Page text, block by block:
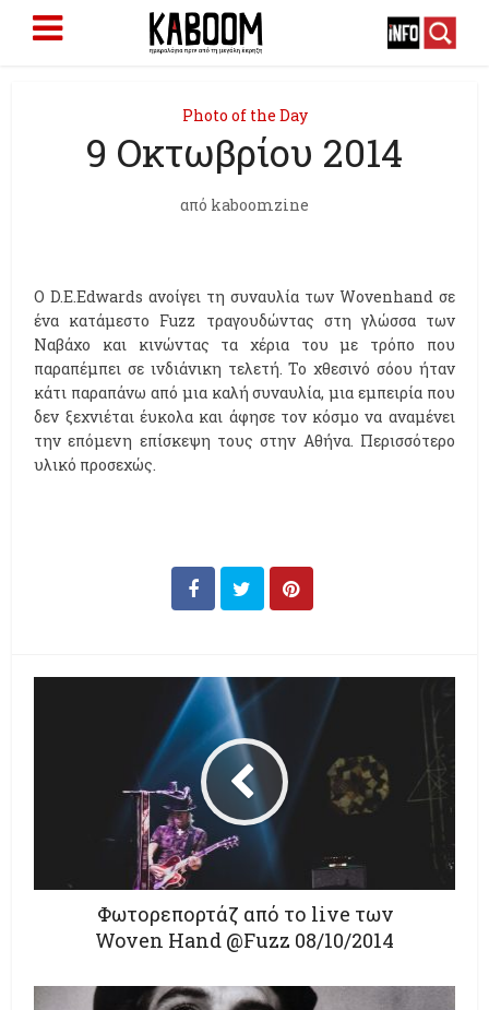
Photo of the Day
9 Οκτωβρίου 2014
από kaboomzine
Ο D.E.Edwards ανοίγει τη συναυλία των Wovenhand σε
ένα κατάμεστο Fuzz τραγουδώντας στη γλώσσα των
Ναβάχο και κινώντας τα χέρια του με τρόπο που
παραπέμπει σε ινδιάνικη τελετή. Το χθεσινό σόου ήταν
κάτι παραπάνω από μια καλή συναυλία, μια εμπειρία που
δεν ξεχνιέται έυκολα και άφησε τον κόσμο να αναμένει
την επόμενη επίσκεψη τους στην Αθήνα. Περισσότερο
υλικό προσεχώς.
Φωτορεπορτάζ από το live των
Woven Hand @Fuzz 08/10/2014